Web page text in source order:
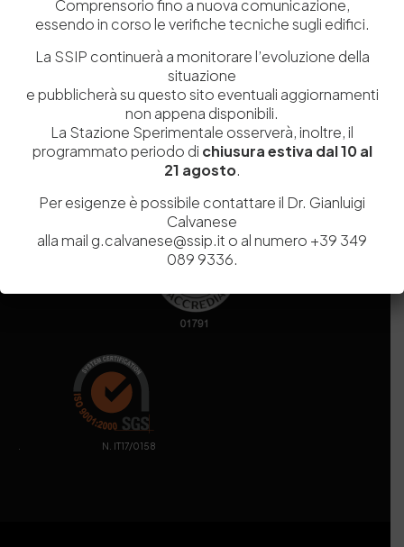
Iscrizione REANA 920756
Codice di iscrizione all’Anagrafe Nazionale delle Ricerche del
MIUR000290_EIRI
Euro9.690.240,00
stazionesperimentaleindustriapelli@legalmail.it
Sede legaleVia Campi Flegrei, 34 – 80078 Pozzuoli (NA) – Tel. +39
. N. IT17/0158
Comprensorio fino a nuova comunicazione,
essendo in corso le verifiche tecniche sugli edifici.
La SSIP continuerà a monitorare l’evoluzione della
situazione
e pubblicherà su questo sito eventuali aggiornamenti
non appena disponibili.
La Stazione Sperimentale osserverà, inoltre, il
programmato periodo di chiusura estiva dal 10 al
21 agosto.
Per esigenze è possibile contattare il Dr. Gianluigi
Calvanese
alla mail g.calvanese@ssip.it o al numero +39 349
089 9336.